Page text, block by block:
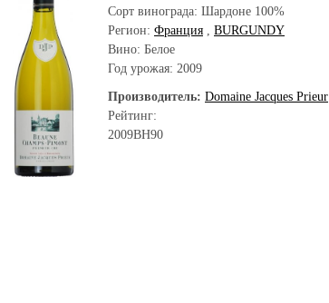
Сорт винограда: Шардоне 100%
Регион: Франция , BURGUNDY
Вино: Белое
Год урожая: 2009
Производитель: Domaine Jacques Prieur
Рейтинг:
2009BH90